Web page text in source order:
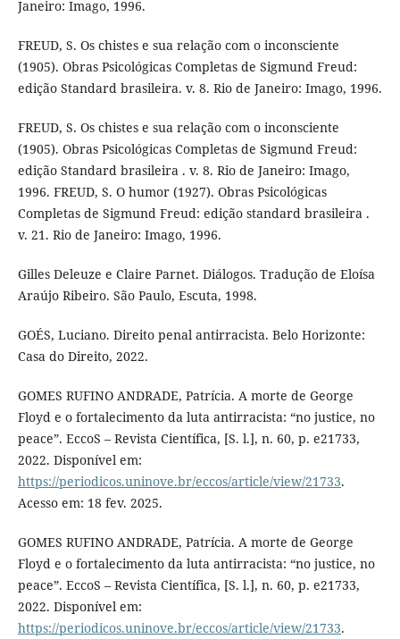
Janeiro: Imago, 1996.
FREUD, S. Os chistes e sua relação com o inconsciente
(1905). Obras Psicológicas Completas de Sigmund Freud:
edição Standard brasileira. v. 8. Rio de Janeiro: Imago, 1996.
FREUD, S. Os chistes e sua relação com o inconsciente
(1905). Obras Psicológicas Completas de Sigmund Freud:
edição Standard brasileira . v. 8. Rio de Janeiro: Imago,
1996. FREUD, S. O humor (1927). Obras Psicológicas
Completas de Sigmund Freud: edição standard brasileira .
v. 21. Rio de Janeiro: Imago, 1996.
Gilles Deleuze e Claire Parnet. Diálogos. Tradução de Eloísa
Araújo Ribeiro. São Paulo, Escuta, 1998.
GOÉS, Luciano. Direito penal antirracista. Belo Horizonte:
Casa do Direito, 2022.
GOMES RUFINO ANDRADE, Patrícia. A morte de George
Floyd e o fortalecimento da luta antirracista: “no justice, no
peace”. EccoS – Revista Científica, [S. l.], n. 60, p. e21733,
2022. Disponível em:
https://periodicos.uninove.br/eccos/article/view/21733.
Acesso em: 18 fev. 2025.
GOMES RUFINO ANDRADE, Patrícia. A morte de George
Floyd e o fortalecimento da luta antirracista: “no justice, no
peace”. EccoS – Revista Científica, [S. l.], n. 60, p. e21733,
2022. Disponível em:
https://periodicos.uninove.br/eccos/article/view/21733.